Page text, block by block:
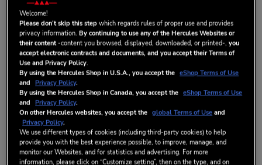
Lista dei desideri
Sii il primo a recensire questo prodotto
DISPONIBILE
DETTAGLI
LA COMPETENZA AUDIO HERCULES
All’interno della camera anecoica professionale proprietaria, gli
Welcome!
Please don’t skip this stepwhich regards rules of proper use and provides
privacy information.By continuing to use any of the Hercules Websites or
their content-content you browsed, displayed, downloaded, or printed-,you
accept electronic contracts and documents, and you accept their Terms of
Use and Privacy Policy.
By using the Hercules Shop in U.S.A., you accept the eShop Terms of Use
and Privacy Policy.
By using the Hercules Shop in Canada, you accept the eShop Terms of Use
and Privacy Policy.
On other Hercules websites, you accept the global Terms of Useand
Privacy Policy.
We use different types of cookies (including third-party cookies) to help
provide you with the best experience possible, to improve, manage, and
monitor our Websites, and for statistics and advertising. For more
information, please click on “Customize setting”, then on the type, and on